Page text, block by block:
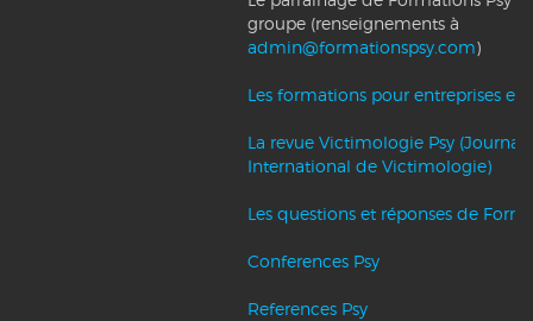
groupe (renseignements à
admin@formationspsy.com)
Les formations pour entreprises et
La revue Victimologie Psy (Journal
International de Victimologie)
Les questions et réponses de
Conferences Psy
References Psy